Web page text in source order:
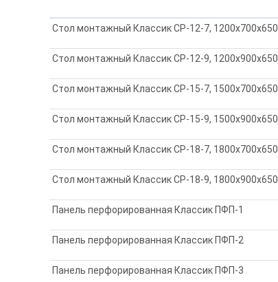
Стол монтажный Классик СР-12-7,
Стол монтажный Классик СР-12-9,
Стол монтажный Классик СР-15-7,
Стол монтажный Классик СР-15-9,
Стол монтажный Классик СР-18-7,
Стол монтажный Классик СР-18-9,
Панель перфорированная Классик ПФП-1
Панель перфорированная Классик ПФП-2
Панель перфорированная Классик ПФП-3